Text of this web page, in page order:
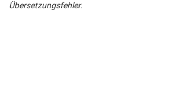
Übersetzungsfehler.